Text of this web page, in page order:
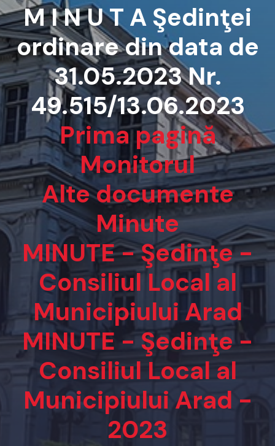
M I N U T A Şedinţei
ordinare din data de
31.05.2023 Nr.
49.515/13.06.2023
Prima pagină
Monitorul
Alte documente
Minute
MINUTE - Şedinţe -
Consiliul Local al
Municipiului Arad
MINUTE - Şedinţe -
Consiliul Local al
Municipiului Arad -
2023